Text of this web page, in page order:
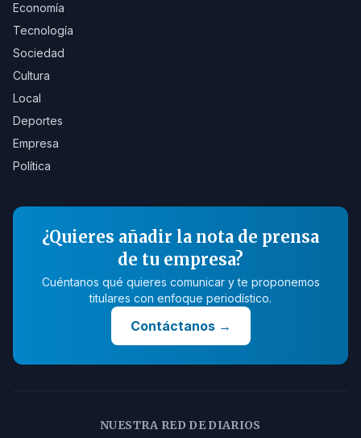
Economía
Tecnología
Sociedad
Cultura
Local
Deportes
Empresa
Política
¿Quieres añadir la nota de prensa
de tu empresa?
Cuéntanos qué quieres comunicar y te proponemos
titulares con enfoque periodístico.
Contáctanos→
NUESTRA RED DE DIARIOS